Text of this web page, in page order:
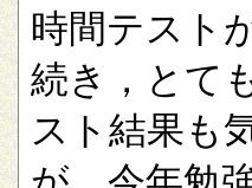
時間テスト
続き，とて
スト結果も